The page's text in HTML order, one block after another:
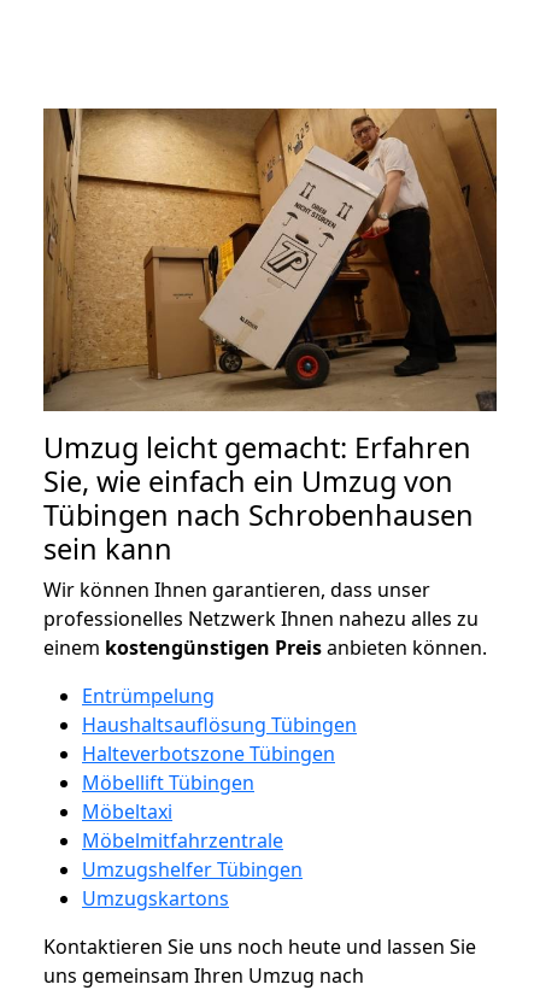
Umzug leicht gemacht: Erfahren
Sie, wie einfach ein Umzug von
Tübingen nach Schrobenhausen
sein kann
Wir können Ihnen garantieren, dass unser
professionelles Netzwerk Ihnen nahezu alles zu
einem kostengünstigen Preisanbieten können.
Entrümpelung
Haushaltsauflösung Tübingen
Halteverbotszone Tübingen
Möbellift Tübingen
Möbeltaxi
Möbelmitfahrzentrale
Umzugshelfer Tübingen
Umzugskartons
Kontaktieren Sie uns noch heute und lassen Sie
uns gemeinsam Ihren Umzug nach